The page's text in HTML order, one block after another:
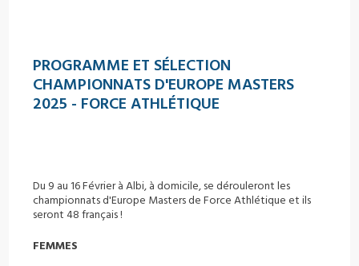
PROGRAMME ET SÉLECTION
CHAMPIONNATS D'EUROPE MASTERS
2025 - FORCE ATHLÉTIQUE
Du 9 au 16 Février à Albi, à domicile, se dérouleront les
championnats d'Europe Masters de Force Athlétique et ils
seront 48 français !
FEMMES